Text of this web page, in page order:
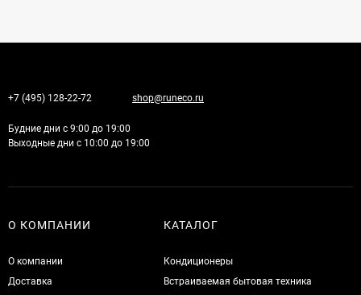
+7 (495) 128-22-72 shop@runeco.ru
Будние дни с 9:00 до 19:00
Выходные дни с 10:00 до 19:00
О КОМПАНИИ
О компании
Доставка
КАТАЛОГ
Кондиционеры
Встраиваемая бытовая техника